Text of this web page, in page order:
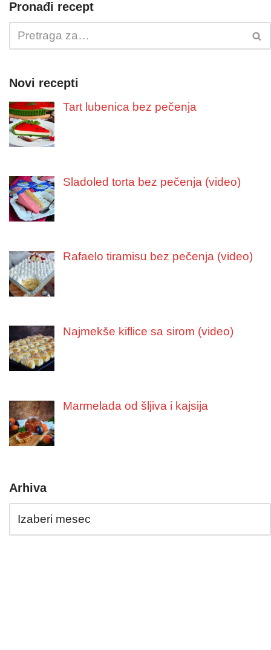
Pronađi recept
Novi recepti
Tart lubenica bez pečenja
Sladoled torta bez pečenja (video)
Rafaelo tiramisu bez pečenja (video)
Najmekše kiflice sa sirom (video)
Marmelada od šljiva i kajsija
Arhiva